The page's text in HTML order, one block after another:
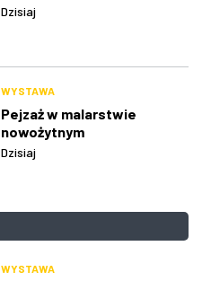
Dzisiaj
WYSTAWA
Pejzaż w malarstwie
nowożytnym
Dzisiaj
WYSTAWA